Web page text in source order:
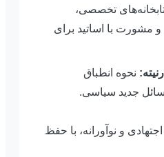
تخصصی،
و مشورت با اساتید برای
نحوه انطباق
جدید سیاسی.
اجتهادی و نوآورانه، با حفظ